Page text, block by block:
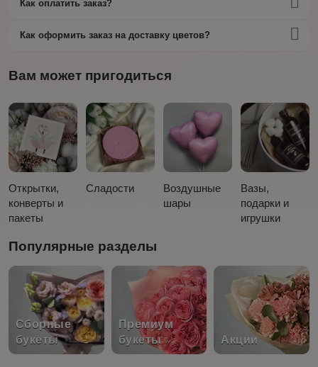
Как оплатить заказ?
Как оформить заказ на доставку цветов?
Вам может пригодиться
Открытки,
конверты и
пакеты
Сладости
Воздушные
шары
Вазы,
подарки и
игрушки
Популярные разделы
Сборные
букеты
Премиум
букеты
Акции